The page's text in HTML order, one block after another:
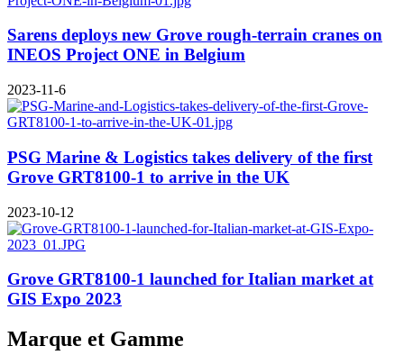
Sarens deploys new Grove rough-terrain cranes on
INEOS Project ONE in Belgium
2023-11-6
PSG Marine & Logistics takes delivery of the first
Grove GRT8100-1 to arrive in the UK
2023-10-12
Grove GRT8100-1 launched for Italian market at
GIS Expo 2023
Marque et Gamme